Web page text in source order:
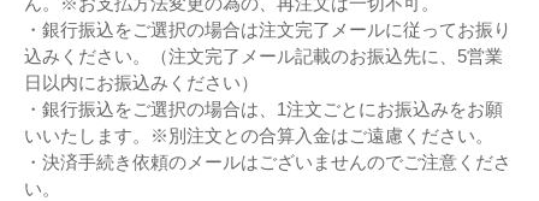
・銀行振込をご選択の場合は注文完了メールに従ってお振り
込みください。（注文完了メール記載のお振込先に、5営業
日以内にお振込みください）
・銀行振込をご選択の場合は、1注文ごとにお振込みをお願
いいたします。※別注文との合算入金はご遠慮ください。
・決済手続き依頼のメールはございませんのでご注意くださ
い。